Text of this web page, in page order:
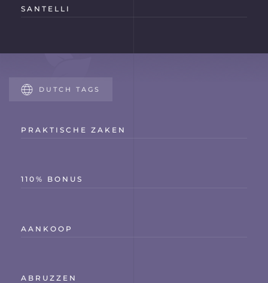
SANTELLI
DUTCH TAGS
PRAKTISCHE ZAKEN
110% BONUS
AANKOOP
ABRUZZEN